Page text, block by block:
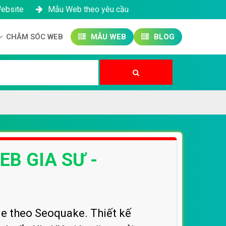
Mẫu Web theo yêu cầu
CHĂM SÓC WEB MẪU WEB BLOG
GIA SƯ -
theo Seoquake. Thiết kế